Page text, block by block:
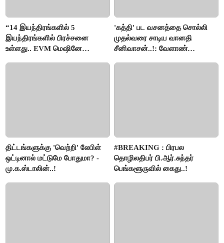
“14 இயந்திரங்களில் 5
இயந்திரங்களில் பிரச்சனை
உள்ளது.. EVM மெஷினே
'கத்தி' பட வசனத்தை சொல்லி
முதல்வரை சாடிய வானதி
சீனிவாசன்..!: வேளாண்
திட்டங்களுக்கு 'வெற்றி' லேபிள்
ஒட்டினால் மட்டுமே போதுமா? -
மு.க.ஸ்டாலின்..!
#BREAKING : பிரபல
தொழிலதிபர் பி.ஆர்.சுந்தர்
பெங்களூருவில் கைது..!